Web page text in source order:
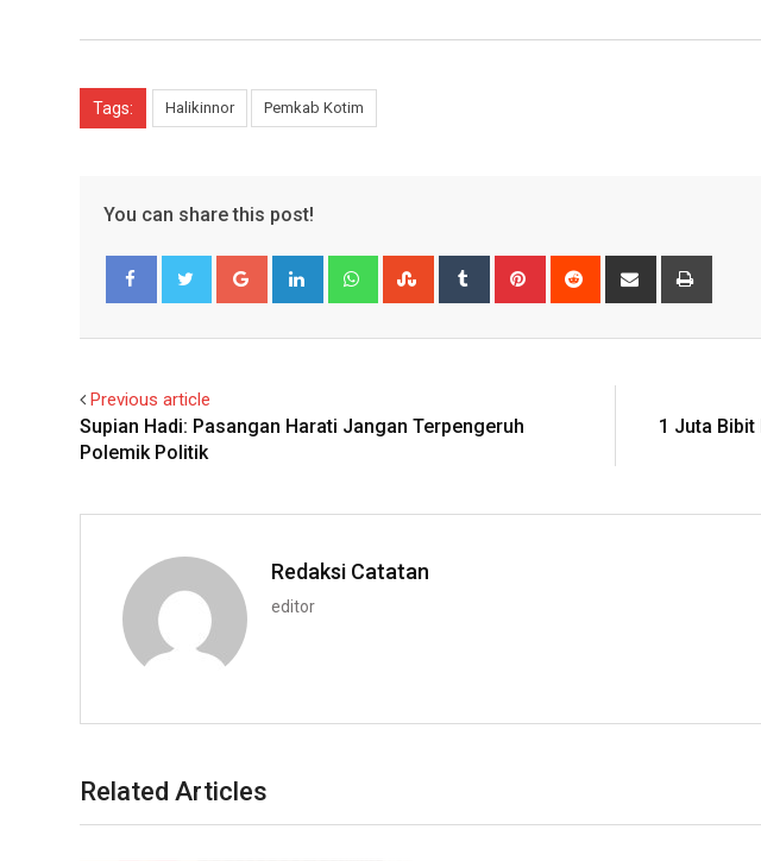
Tags: Halikinnor Pemkab Kotim
You can share this post!
Google+ LinkedIn WhatsappStumbleUpon
Tumblr Pinterest Reddit
Share
Previous article
Supian Hadi: Pasangan Harati Jangan Terpengeruh
Polemik Politik
1 Juta Bibit
Redaksi Catatan
editor
Related Articles